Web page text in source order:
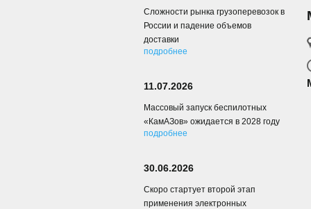
Сложности рынка грузоперевозок в
России и падение объемов
доставки
подробнее
11.07.2026
Массовый запуск беспилотных
«КамАЗов» ожидается в 2028 году
подробнее
30.06.2026
Скоро стартует второй этап
применения электронных